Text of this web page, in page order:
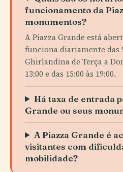
funcionamento da
monumentos?
A Piazza Grande está
funciona diariamente das
Ghirlandina de Terça a
13:00 e das 15:00 às 19:00.
Há taxa de entrada
Grande ou seus
A Piazza Grande é
visitantes com
mobilidade?